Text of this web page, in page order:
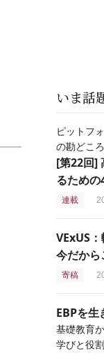
いま話
ピットフ
の勘どころ
[第22回]
るため
連載
VExUS
今だから
寄稿
EBPを生
基礎教育
学びと役割